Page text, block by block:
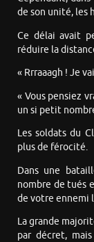
de son unité, les
Ce délai avait
réduire la
« Rrraaagh ! Je
« Vous pensiez
un si petit
Les soldats du
plus de férocité.
Dans une
nombre de tués
de votre ennemi
La grande
par décret,